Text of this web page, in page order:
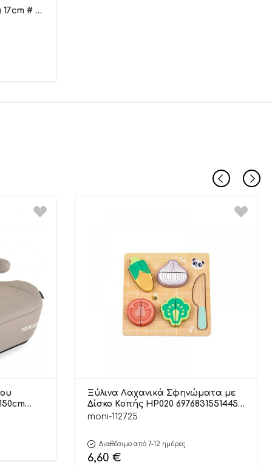
# –
Ξύλινα Λαχανικά Σφηνώματα με
Δίσκο Κοπής HP020 6976831551445
12m+ – Hi Pando
moni-112725
Διαθέσιμο από 7-12 ημέρες
6,60 €